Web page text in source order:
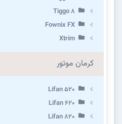
Tiggo 8
Fownix FX
Xtrim
کرمان موتور
Lifan 520
Lifan 620
Lifan 820